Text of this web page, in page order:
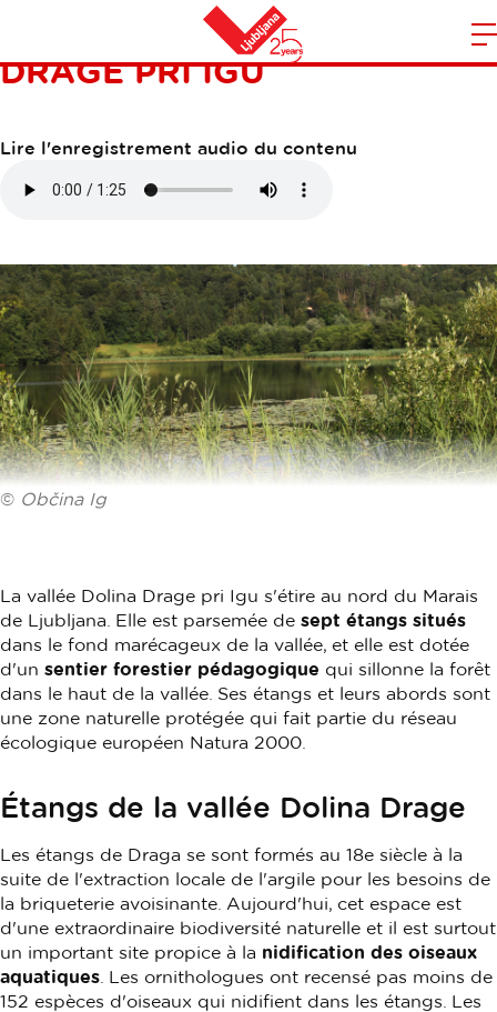
Maison
LA VALLÉE DOLINA
DRAGE PRI IGU
Lire l'enregistrement audio du contenu
© Občina Ig
La vallée Dolina Drage pri Igu s'étire au nord du Marais
de Ljubljana. Elle est parsemée de sept étangs situés
dans le fond marécageux de la vallée, et elle est dotée
d'un sentier forestier pédagogique qui sillonne la forêt
dans le haut de la vallée. Ses étangs et leurs abords sont
une zone naturelle protégée qui fait partie du réseau
écologique européen Natura 2000.
Étangs de la vallée Dolina Drage
Les étangs de Draga se sont formés au 18e siècle à la
suite de l'extraction locale de l'argile pour les besoins de
la briqueterie avoisinante. Aujourd'hui, cet espace est
d'une extraordinaire biodiversité naturelle et il est surtout
un important site propice à la nidification des oiseaux
aquatiques . Les ornithologues ont recensé pas moins de
152 espèces d'oiseaux qui nidifient dans les étangs. Les